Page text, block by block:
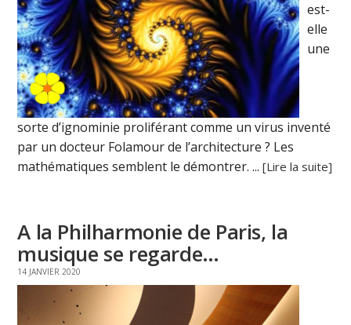
est-
elle
une
sorte d’ignominie proliférant comme un virus inventé
par un docteur Folamour de l’architecture ? Les
mathématiques semblent le démontrer. ...[Lire la suite]
A la Philharmonie de Paris, la
musique se regarde…
14 JANVIER 2020